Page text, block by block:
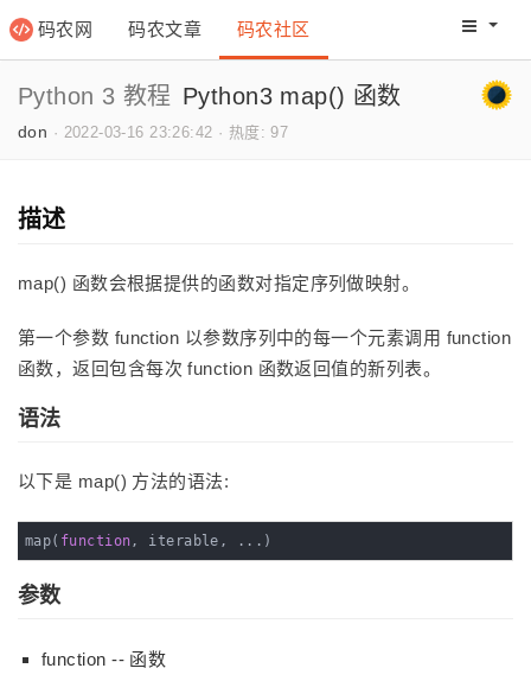
码农网 码农文章 码农社区 码农网
Python 3 教程 Python3 map() 函数
don · 2022-03-16 23:26:42 · 热度: 97
描述
map() 函数会根据提供的函数对指定序列做映射。
第一个参数 function 以参数序列中的每一个元素调用 function
函数，返回包含每次 function 函数返回值的新列表。
语法
以下是 map() 方法的语法:
map( function, iterable, ...)
参数
function -- 函数